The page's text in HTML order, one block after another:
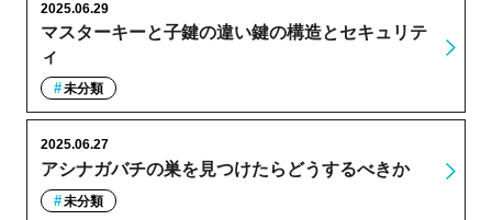
マスターキーと子鍵の違い鍵の構造とセキュリテ
ィ
2025.06.29
未分類
アシナガバチの巣を見つけたらどうするべきか
2025.06.27
未分類